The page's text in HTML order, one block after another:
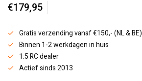
€179,95
Gratis verzending vanaf €150,- (NL & BE)
Binnen 1-2 werkdagen in huis
1:5 RC dealer
Actief sinds 2013